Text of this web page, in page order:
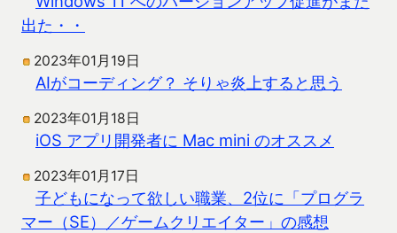
出た・・
2023年01月19日
AIがコーディング？ そりゃ炎上すると思う
2023年01月18日
iOS アプリ開発者に Mac mini のオススメ
2023年01月17日
子どもになって欲しい職業、2位に「プログラ
マー（SE）／ゲームクリエイター」の感想